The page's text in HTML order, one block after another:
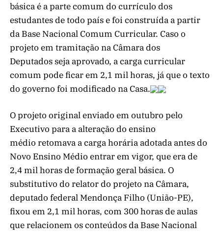
básica é a parte comum do currículo dos
estudantes de todo país e foi construída a partir
da Base Nacional Comum Curricular. Caso o
projeto em tramitação na Câmara dos
Deputados seja aprovado, a carga curricular
comum pode ficar em 2,1 mil horas, já que o texto
do governo foi modificado na Casa.
O projeto original enviado em outubro pelo
Executivo para a alteração do ensino
médio retomava a carga horária adotada antes do
Novo Ensino Médio entrar em vigor, que era de
2,4 mil horas de formação geral básica. O
substitutivo do relator do projeto na Câmara,
deputado federal Mendonça Filho (União-PE),
fixou em 2,1 mil horas, com 300 horas de aulas
que relacionem os conteúdos da Base Nacional